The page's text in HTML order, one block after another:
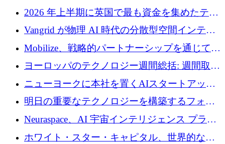
い評価を得ています！Providend社の設立25周
年を記念して、受講生の皆様に配当金が支給
されました！
2026 年上半期に英国で最も資金を集めたテク
ノロジー企業
Vangrid が物理 AI 時代の分散型空間インテリ
ジェンス ネットワークを構築するために 900
万ドルのシードを調達
Mobilize、戦略的パートナーシップを通じて通
信ソフトウェア会社を拡大するための投資部
ヨーロッパのテクノロジー週間総括: 週間取引
額 8 億 7,800 万ユーロと 2026 年上半期の主要
ニューヨークに本社を置くAIスタートアップ
Modal Labsがロンドンオフィスを開設
明日の重要なテクノロジーを構築するフォト
ニクスのスケールアップに対応する
Neuraspace、AI 宇宙インテリジェンス プラッ
トフォームの拡大に 1,560 万ユーロを投資
ホワイト・スター・キャピタル、世界的なス